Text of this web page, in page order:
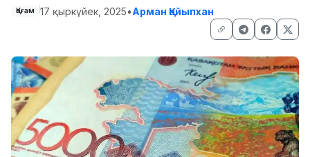
Қоғам 17 қыркүйек, 2025•Арман Қайыпхан